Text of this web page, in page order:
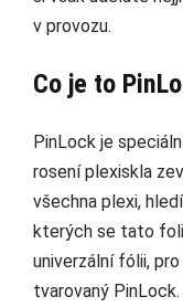
v provozu.
Co je to
PinLock je
rosení plexiskla
všechna plexi,
kterých se tato
univerzální fólii,
tvarovaný PinLock.